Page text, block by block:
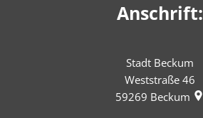
Anschrift:
Stadt Beckum
Weststraße 46
59269 Beckum